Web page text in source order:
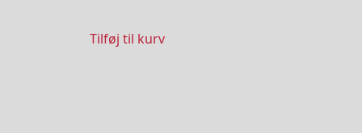
Tilføj til kurv